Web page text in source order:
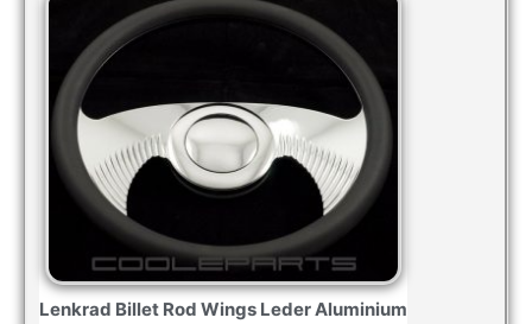
Lenkrad Billet Rod Wings Leder Aluminium